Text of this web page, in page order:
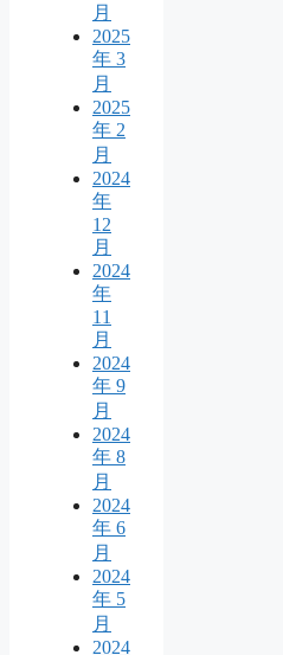
月
2025
年 3
月
2025
年 2
月
2024
年
12
月
2024
年
11
月
2024
年 9
月
2024
年 8
月
2024
年 6
月
2024
年 5
月
2024